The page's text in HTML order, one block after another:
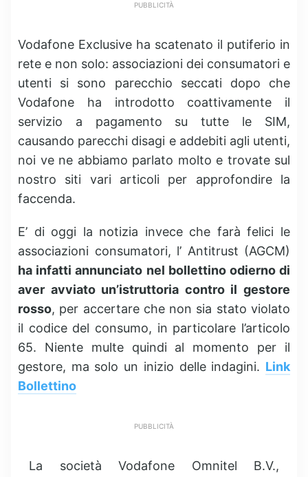
PUBBLICITÀ
Vodafone Exclusive ha scatenato il putiferio in
rete e non solo: associazioni dei consumatori e
utenti si sono parecchio seccati dopo che
Vodafone ha introdotto coattivamente il
servizio a pagamento su tutte le SIM,
causando parecchi disagi e addebiti agli utenti,
noi ve ne abbiamo parlato molto e trovate sul
nostro siti vari articoli per approfondire la
faccenda.
E’ di oggi la notizia invece che farà felici le
associazioni consumatori, l’ Antitrust (AGCM)
ha infatti annunciato nel bollettino odierno di
aver avviato un’istruttoria contro il gestore
rosso, per accertare che non sia stato violato
il codice del consumo, in particolare l’articolo
65. Niente multe quindi al momento per il
gestore, ma solo un inizio delle indagini. Link
Bollettino
PUBBLICITÀ
La società Vodafone Omnitel B.V.,